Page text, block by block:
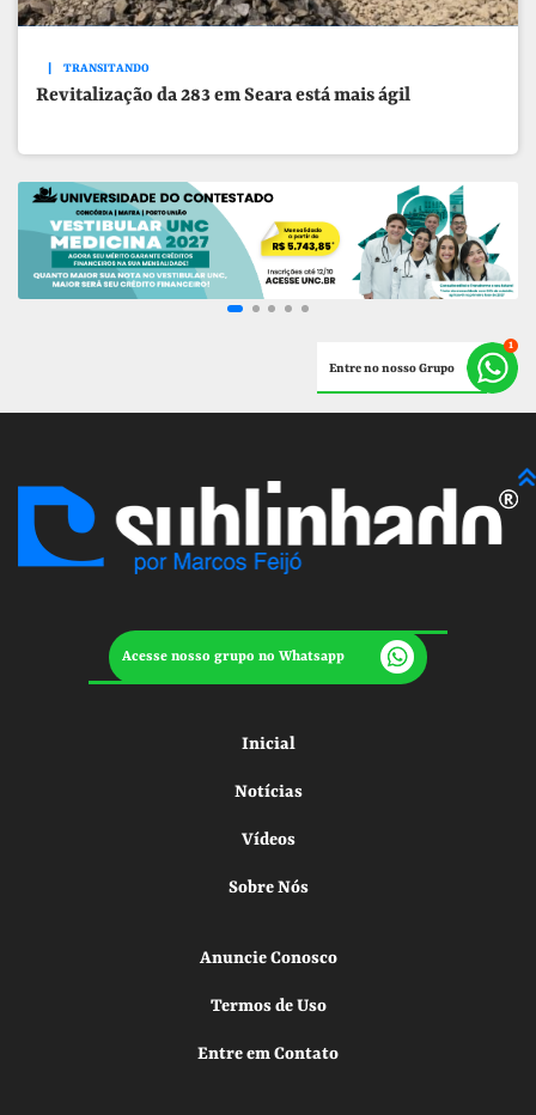
TRANSITANDO
Revitalização da 283 em Seara está mais ágil
Entre no nosso Grupo
Acesse nosso grupo no Whatsapp
Inicial
Notícias
Vídeos
Sobre Nós
Anuncie Conosco
Termos de Uso
Entre em Contato